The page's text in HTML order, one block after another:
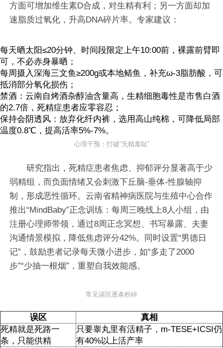
方面可增加维生素D合成，对生精有利；另一方面却加
速脂质过氧化，升高DNA碎片率。专家建议：
每天晒太阳≤20分钟、时间段限定上午10:00前，裸露前臂即
可，不必赤身暴晒；
每周摄入深海三文鱼≥200g或本地鲭鱼，补充ω-3脂肪酸，可
抵消部分氧化损伤；
禁酒：云南自烤酒杂醇油含量高，生精细胞毒性是市售白酒
的2.7倍，死精症患者应零容忍；
保持会阴透风：放弃化纤内裤，选用高山纯棉，可降低局部
温度0.8℃，提高活率5%-7%。
心理干预：打破“无精羞耻”
研究指出，死精症患者焦虑、抑郁评分显著高于少
弱精组，而负面情绪又会刺激下丘脑-垂体-性腺轴抑
制，形成恶性循环。云南省精神病医院与生殖中心合作
推出“MindBaby”正念训练：每周三晚线上8人小组，由
注册心理师带领，通过8周正念冥想、书写暴露、夫妻
沟通情景模拟，降低焦虑评分42%。同时设置“男德日
记”，鼓励患者记录每天微小进步，如“多走了2000
步”“少抽一根烟”，重塑自我效能感。
常见误区逐条粉碎
误区
真相
死精就是死路一
条，只能供精
只要睾丸里有活精子，m-TESE+ICSI仍
有40%以上活产率